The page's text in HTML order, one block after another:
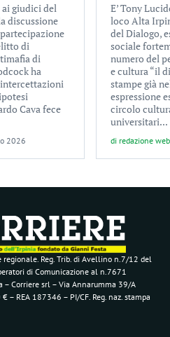
ai giudici del
discussione
di
di
ha
Cava fece
2026
E’ Tony
loco Alta
del Dialogo,
sociale
numero del
e cultura “il
stampe già
espressione
circolo
universitari...
di redazione web
Reg. Trib. di Avellino n.7/12 del
di Comunicazione al n.7671
– Corriere srl – Via Annarumma 39/A
– REA 187346 – PI/CF. Reg. naz. stampa